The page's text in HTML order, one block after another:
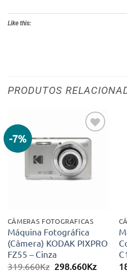
Like this:
PRODUTOS
-7%
Adicionar
aos meus
desejos
CÂMERAS FOTOGRAFICAS
Máquina Fotográfica
(Câmera) KODAK PIXPRO
FZ55 – Cinza
319.660Kz O
298.660KzO